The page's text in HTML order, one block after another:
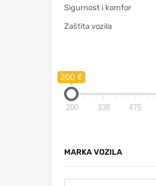
Sigurnost i komfor
Zaštita vozila
200 €
200 338 475
MARKA VOZILA